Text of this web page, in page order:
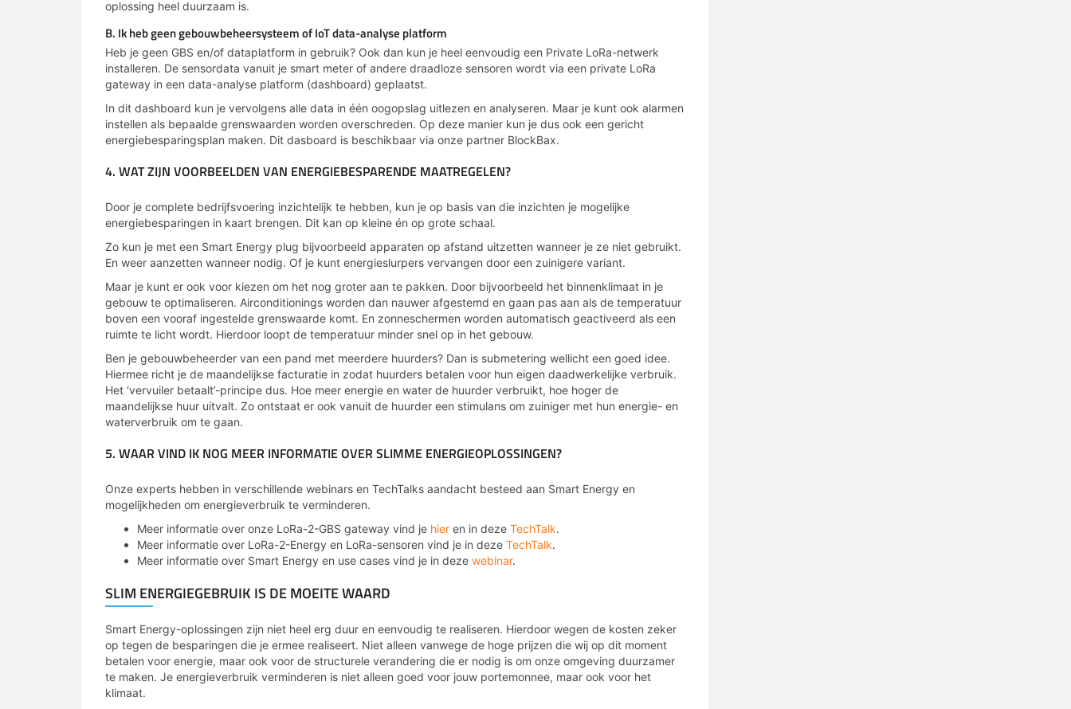
oplossing heel duurzaam is.
B. Ik heb geen gebouwbeheersysteem of IoT data-analyse platform
Heb je geen GBS en/of dataplatform in gebruik? Ook dan kun je heel eenvoudig een Private LoRa-netwerk
installeren. De sensordata vanuit je smart meter of andere draadloze sensoren wordt via een private LoRa
gateway in een data-analyse platform (dashboard) geplaatst.
In dit dashboard kun je vervolgens alle data in één oogopslag uitlezen en analyseren. Maar je kunt ook alarmen
instellen als bepaalde grenswaarden worden overschreden. Op deze manier kun je dus ook een gericht
energiebesparingsplan maken. Dit dasboard is beschikbaar via onze partner BlockBax.
4. WAT ZIJN VOORBEELDEN VAN ENERGIEBESPARENDE MAATREGELEN?
Door je complete bedrijfsvoering inzichtelijk te hebben, kun je op basis van die inzichten je mogelijke
energiebesparingen in kaart brengen. Dit kan op kleine én op grote schaal.
Zo kun je met een Smart Energy plug bijvoorbeeld apparaten op afstand uitzetten wanneer je ze niet gebruikt.
En weer aanzetten wanneer nodig. Of je kunt energieslurpers vervangen door een zuinigere variant.
Maar je kunt er ook voor kiezen om het nog groter aan te pakken. Door bijvoorbeeld het binnenklimaat in je
gebouw te optimaliseren. Airconditionings worden dan nauwer afgestemd en gaan pas aan als de temperatuur
boven een vooraf ingestelde grenswaarde komt. En zonneschermen worden automatisch geactiveerd als een
ruimte te licht wordt. Hierdoor loopt de temperatuur minder snel op in het gebouw.
Ben je gebouwbeheerder van een pand met meerdere huurders? Dan is submetering wellicht een goed idee.
Hiermee richt je de maandelijkse facturatie in zodat huurders betalen voor hun eigen daadwerkelijke verbruik.
Het ‘vervuiler betaalt’-principe dus. Hoe meer energie en water de huurder verbruikt, hoe hoger de
maandelijkse huur uitvalt. Zo ontstaat er ook vanuit de huurder een stimulans om zuiniger met hun energie- en
waterverbruik om te gaan.
5. WAAR VIND IK NOG MEER INFORMATIE OVER SLIMME ENERGIEOPLOSSINGEN?
Onze experts hebben in verschillende webinars en TechTalks aandacht besteed aan Smart Energy en
mogelijkheden om energieverbruik te verminderen.
Meer informatie over onze LoRa-2-GBS gateway vind je hier en in deze TechTalk.
Meer informatie over LoRa-2-Energy en LoRa-sensoren vind je in deze TechTalk.
Meer informatie over Smart Energy en use cases vind je in deze webinar.
SLIM ENERGIEGEBRUIK IS DE MOEITE WAARD
Smart Energy-oplossingen zijn niet heel erg duur en eenvoudig te realiseren. Hierdoor wegen de kosten zeker
op tegen de besparingen die je ermee realiseert. Niet alleen vanwege de hoge prijzen die wij op dit moment
betalen voor energie, maar ook voor de structurele verandering die er nodig is om onze omgeving duurzamer
te maken. Je energieverbruik verminderen is niet alleen goed voor jouw portemonnee, maar ook voor het
klimaat.